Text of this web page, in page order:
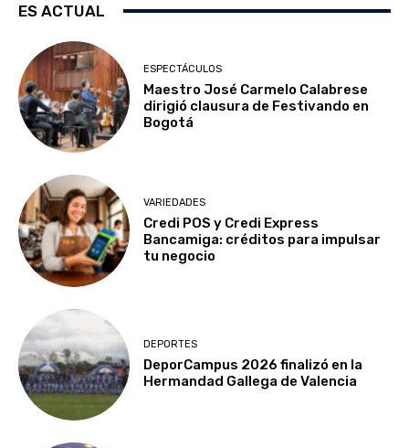
ES ACTUAL
ESPECTÁCULOS
Maestro José Carmelo Calabrese
dirigió clausura de Festivando en
Bogotá
VARIEDADES
Credi POS y Credi Express
Bancamiga: créditos para impulsar
tu negocio
DEPORTES
DeporCampus 2026 finalizó en la
Hermandad Gallega de Valencia